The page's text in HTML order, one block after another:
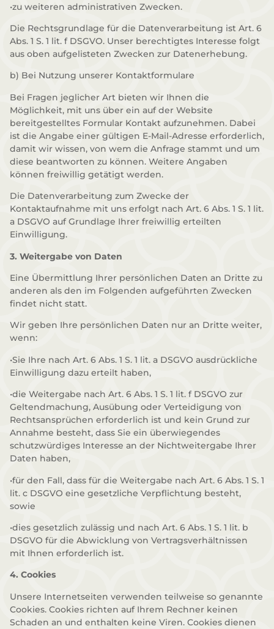
•zu weiteren administrativen Zwecken.
Die Rechtsgrundlage für die Datenverarbeitung ist Art. 6
Abs. 1 S. 1 lit. f DSGVO. Unser berechtigtes Interesse folgt
aus oben aufgelisteten Zwecken zur Datenerhebung.
b) Bei Nutzung unserer Kontaktformulare
Bei Fragen jeglicher Art bieten wir Ihnen die
Möglichkeit, mit uns über ein auf der Website
bereitgestelltes Formular Kontakt aufzunehmen. Dabei
ist die Angabe einer gültigen E-Mail-Adresse erforderlich,
damit wir wissen, von wem die Anfrage stammt und um
diese beantworten zu können. Weitere Angaben
können freiwillig getätigt werden.
Die Datenverarbeitung zum Zwecke der
Kontaktaufnahme mit uns erfolgt nach Art. 6 Abs. 1 S. 1 lit.
a DSGVO auf Grundlage Ihrer freiwillig erteilten
Einwilligung.
3. Weitergabe von Daten
Eine Übermittlung Ihrer persönlichen Daten an Dritte zu
anderen als den im Folgenden aufgeführten Zwecken
findet nicht statt.
Wir geben Ihre persönlichen Daten nur an Dritte weiter,
wenn:
•Sie Ihre nach Art. 6 Abs. 1 S. 1 lit. a DSGVO ausdrückliche
Einwilligung dazu erteilt haben,
•die Weitergabe nach Art. 6 Abs. 1 S. 1 lit. f DSGVO zur
Geltendmachung, Ausübung oder Verteidigung von
Rechtsansprüchen erforderlich ist und kein Grund zur
Annahme besteht, dass Sie ein überwiegendes
schutzwürdiges Interesse an der Nichtweitergabe Ihrer
Daten haben,
•für den Fall, dass für die Weitergabe nach Art. 6 Abs. 1 S. 1
lit. c DSGVO eine gesetzliche Verpflichtung besteht,
sowie
•dies gesetzlich zulässig und nach Art. 6 Abs. 1 S. 1 lit. b
DSGVO für die Abwicklung von Vertragsverhältnissen
mit Ihnen erforderlich ist.
4. Cookies
Unsere Internetseiten verwenden teilweise so genannte
Cookies. Cookies richten auf Ihrem Rechner keinen
Schaden an und enthalten keine Viren. Cookies dienen